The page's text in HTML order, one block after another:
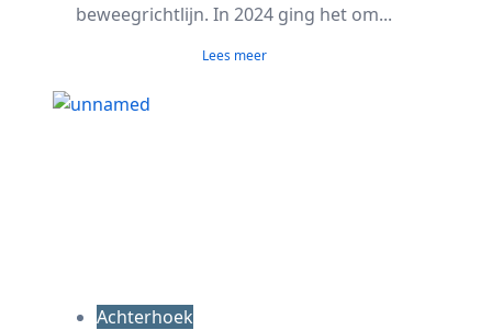
beweegrichtlijn. In 2024 ging het om...
Lees meer
Achterhoek